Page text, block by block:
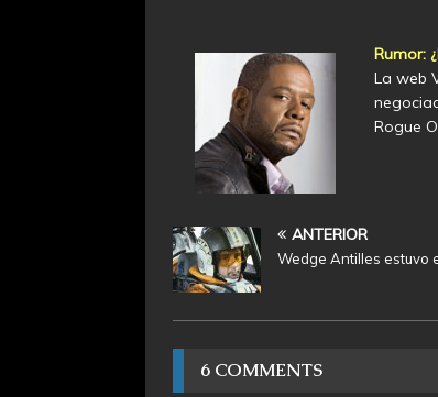
Rumor:
La web
Rogue
ANTERIOR
Wedge Antilles estuvo
6 COMMENTS